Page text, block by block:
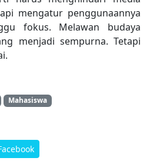
mengatur penggunaannya
fokus. Melawan budaya
menjadi sempurna. Tetapi
Mahasiswa